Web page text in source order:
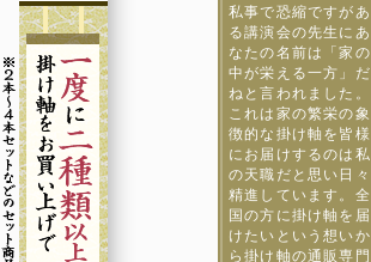
私事で恐縮ですがあ
る講演会の先生にあ
なたの名前は「家の
中が栄える一方」だ
ねと言われました。
これは家の繁栄の象
徴的な掛け軸を皆様
にお届けするのは私
の天職だと思い日々
精進しています。全
国の方に掛け軸を届
けたいという想いか
ら掛け軸の通販専門